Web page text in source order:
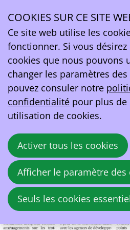
Recharge de véhicules
dépasse le cap des
dans le top 5
18 août 2025 à
Belga
COOKIES SUR CE SITE
Ce site web utilise les
fonctionner. Si vous désirez
cookies que nous pouvons
changer les paramètres
pouvez consuler notre
confidentialité pour plus
utilisation de cookies.
Activer tous les cookies
Afficher le paramètre des
Seuls les cookies